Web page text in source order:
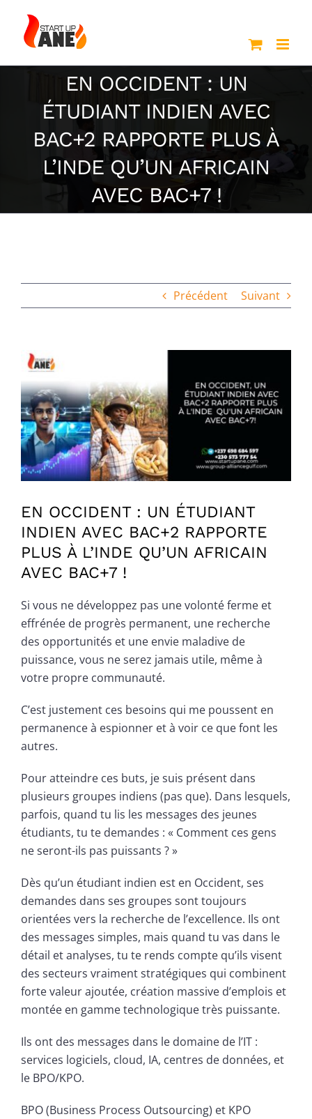
contenu
EN OCCIDENT : UN
ÉTUDIANT INDIEN AVEC
BAC+2 RAPPORTE PLUS À
L’INDE QU’UN AFRICAIN
AVEC BAC+7 !
Précédent Suivant
Voir
l'image
agrandie
EN OCCIDENT : UN ÉTUDIANT
INDIEN AVEC BAC+2 RAPPORTE
PLUS À L’INDE QU’UN AFRICAIN
AVEC BAC+7 !
Si vous ne développez pas une volonté ferme et
effrénée de progrès permanent, une recherche
des opportunités et une envie maladive de
puissance, vous ne serez jamais utile, même à
votre propre communauté.
C’est justement ces besoins qui me poussent en
permanence à espionner et à voir ce que font les
autres.
Pour atteindre ces buts, je suis présent dans
plusieurs groupes indiens (pas que). Dans lesquels,
parfois, quand tu lis les messages des jeunes
étudiants, tu te demandes : « Comment ces gens
ne seront-ils pas puissants ? »
Dès qu’un étudiant indien est en Occident, ses
demandes dans ses groupes sont toujours
orientées vers la recherche de l’excellence. Ils ont
des messages simples, mais quand tu vas dans le
détail et analyses, tu te rends compte qu’ils visent
des secteurs vraiment stratégiques qui combinent
forte valeur ajoutée, création massive d’emplois et
montée en gamme technologique très puissante.
Ils ont des messages dans le domaine de l’IT :
services logiciels, cloud, IA, centres de données, et
le BPO/KPO.
BPO (Business Process Outsourcing) et KPO